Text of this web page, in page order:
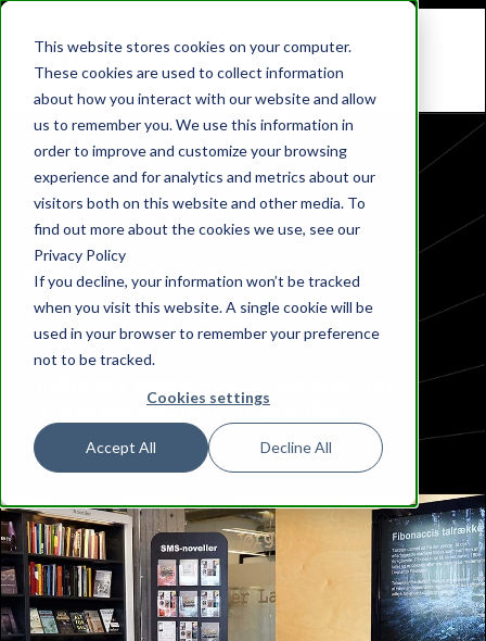
This website stores cookies on your computer.
These cookies are used to collect information
about how you interact with our website and allow
us to remember you. We use this information in
order to improve and customize your browsing
experience and for analytics and metrics about our
visitors both on this website and other media. To
find out more about the cookies we use, see our
Privacy Policy
If you decline, your information won’t be tracked
when you visit this website. A single cookie will be
used in your browser to remember your preference
not to be tracked.
Cookies settings
Accept All Decline All
COMMUNICATIONS NUMÉRIQUES
Bibliotheca lance uniFi+
partout dans le monde
bibliothèques du monde entier.